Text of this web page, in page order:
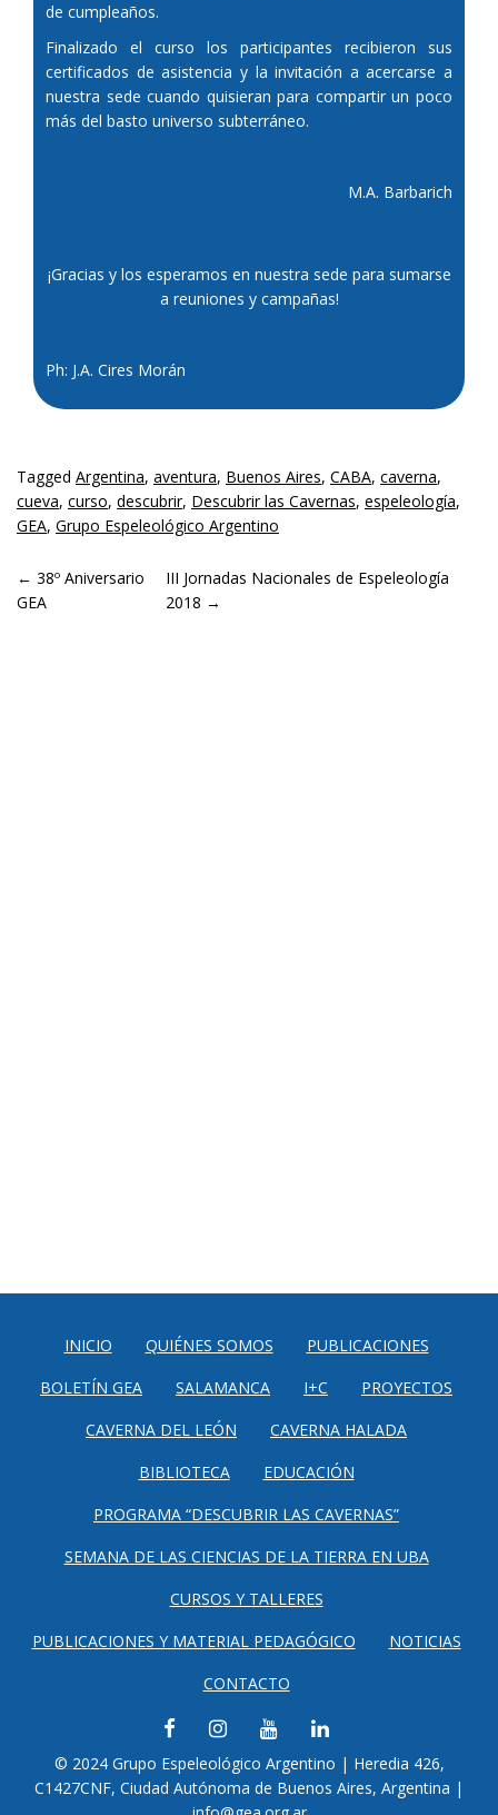
de cumpleaños.
Finalizado el curso los participantes recibieron sus
certificados de asistencia y la invitación a acercarse a
nuestra sede cuando quisieran para compartir un poco
más del basto universo subterráneo.
M.A. Barbarich
¡Gracias y los esperamos en nuestra sede para sumarse
a reuniones y campañas!
Ph: J.A. Cires Morán
Tagged Argentina, aventura, Buenos Aires, CABA, caverna,
cueva, curso, descubrir, Descubrir las Cavernas, espeleología,
GEA, Grupo Espeleológico Argentino
POST NAVIGATION
← 38º Aniversario
GEA
III Jornadas Nacionales de Espeleología
2018 →
INICIO QUIÉNES SOMOS
PUBLICACIONES
BOLETÍN GEA
SALAMANCA I+C
PROYECTOS
CAVERNA DEL LEÓN
CAVERNA HALADA
BIBLIOTECA
EDUCACIÓN
PROGRAMA “DESCUBRIR LAS CAVERNAS”
SEMANA DE LAS CIENCIAS DE LA TIERRA EN UBA
CURSOS Y TALLERES
PUBLICACIONES Y MATERIAL PEDAGÓGICO
NOTICIAS
CONTACTO
FACEBOOKINSTAGRAM
YOUTUBELINKEDIN
© 2024 Grupo Espeleológico Argentino | Heredia 426,
C1427CNF, Ciudad Autónoma de Buenos Aires, Argentina |